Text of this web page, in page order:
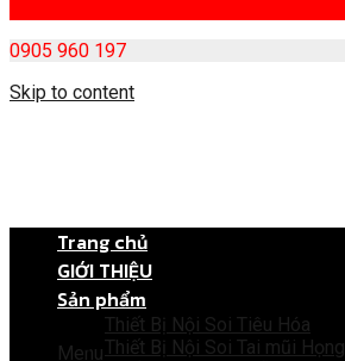
0905 960 197
Skip to content
Menu
Trang chủ
GIỚI THIỆU
Sản phẩm
Thiết Bị Nội Soi Tiêu Hóa
Thiết Bị Nội Soi Tai mũi Họng